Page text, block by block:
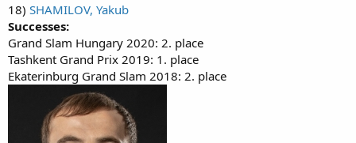
18) SHAMILOV, Yakub
Successes:
Grand Slam Hungary 2020: 2. place
Tashkent Grand Prix 2019: 1. place
Ekaterinburg Grand Slam 2018: 2. place